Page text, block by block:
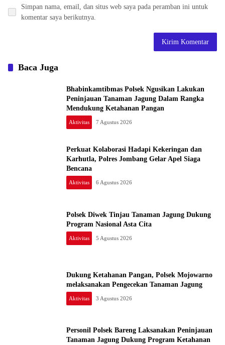
Simpan nama, email, dan situs web saya pada peramban ini untuk
komentar saya berikutnya.
Baca Juga
Bhabinkamtibmas Polsek Ngusikan Lakukan
Peninjauan Tanaman Jagung Dalam Rangka
Mendukung Ketahanan Pangan
Aktivitas 7 Agustus 2026
Perkuat Kolaborasi Hadapi Kekeringan dan
Karhutla, Polres Jombang Gelar Apel Siaga
Bencana
Aktivitas 6 Agustus 2026
Polsek Diwek Tinjau Tanaman Jagung Dukung
Program Nasional Asta Cita
Aktivitas 5 Agustus 2026
Dukung Ketahanan Pangan, Polsek Mojowarno
melaksanakan Pengecekan Tanaman Jagung
Aktivitas 3 Agustus 2026
Personil Polsek Bareng Laksanakan Peninjauan
Tanaman Jagung Dukung Program Ketahanan